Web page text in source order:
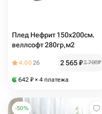
Плед Нефрит 150х200см.
веллсофт 280гр,м2
4.0026 2 565₽2 700₽
642 ₽ × 4 платежа
-50%